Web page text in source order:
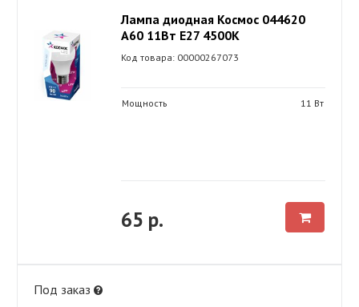
Лампа диодная Космос 044620
А60 11Вт Е27 4500К
Код товара: 00000267073
Мощность 11 Вт
65 р.
Под заказ